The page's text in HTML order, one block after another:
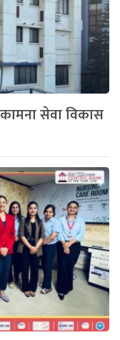
सेवा विकास